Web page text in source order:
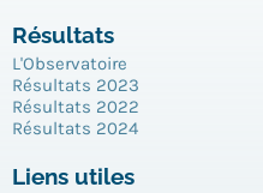
Résultats
L'Observatoire
Résultats 2023
Résultats 2022
Résultats 2024
Liens utiles